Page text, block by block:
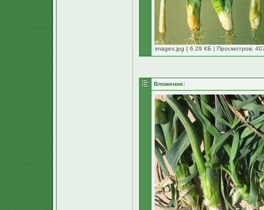
images.jpg [ 6.29 КБ | Просмотров:
Вложение: